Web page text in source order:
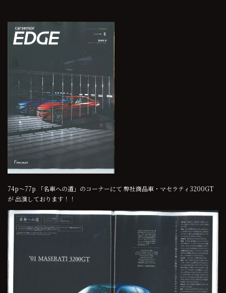
74p～77p 「名車への道」のコーナーにて 弊社商品車・マセラティ3200GT
が 出演しております！！